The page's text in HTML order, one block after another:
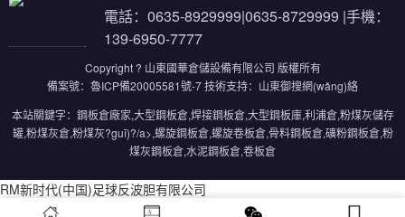
電話：0635-8929999|0635-8729999 |手機：
139-6950-7777
Copyright ? 山東國華倉儲設備有限公司 版權所有
備案號： 魯ICP備20005581號-7技術支持： 山東御搜網(wǎng)絡
本站關鍵字： 鋼板倉廠家,大型鋼板倉,焊接鋼板倉,大型鋼板庫,利浦倉,粉煤灰儲存
罐,粉煤灰倉,粉煤灰?guī)?/a>,螺旋鋼板倉,螺旋卷板倉,骨料鋼板倉,礦粉鋼板倉,粉
煤灰鋼板倉,水泥鋼板倉,卷板倉
RM新时代(中国)足球反波胆有限公司